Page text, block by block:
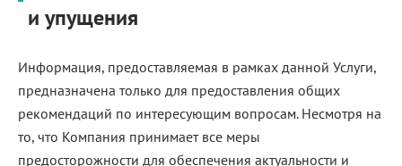
и упущения
Информация, предоставляемая в рамках данной Услуги,
предназначена только для предоставления общих
рекомендаций по интересующим вопросам. Несмотря на
то, что Компания принимает все меры
предосторожности для обеспечения актуальности и